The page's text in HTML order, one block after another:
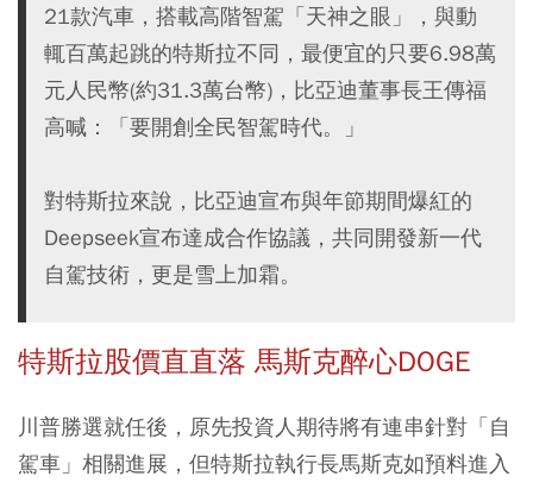
21款汽車，搭載高階智駕「天神之眼」，與動
輒百萬起跳的特斯拉不同，最便宜的只要6.98萬
元人民幣(約31.3萬台幣)，比亞迪董事長王傳福
高喊：「要開創全民智駕時代。」
對特斯拉來說，比亞迪宣布與年節期間爆紅的
Deepseek宣布達成合作協議，共同開發新一代
自駕技術，更是雪上加霜。
特斯拉股價直直落 馬斯克醉心DOGE
川普勝選就任後，原先投資人期待將有連串針對「自
駕車」相關進展，但特斯拉執行長馬斯克如預料進入